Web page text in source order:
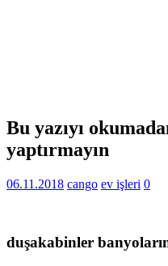
Bu yazıyı
yaptırmayın
06.11.2018 cango ev işleri 0
duşakabinler